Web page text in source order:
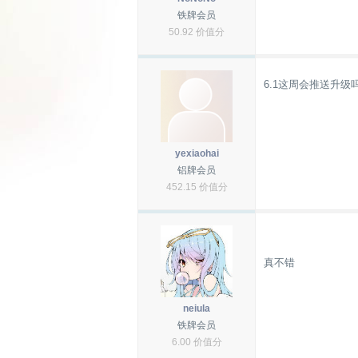
铁牌会员
50.92 价值分
yexiaohai
铝牌会员
452.15 价值分
6.1这周会推送升级
neiula
铁牌会员
6.00 价值分
真不错